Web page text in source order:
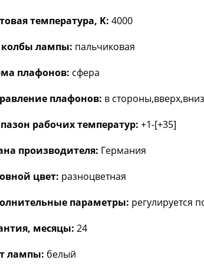
температура, K: 4000
колбы лампы: пальчиковая
плафонов: сфера
плафонов: в стороны,вверх,вниз
рабочих температур: +1-[+35]
производителя: Германия
цвет: разноцветная
параметры: регулируется
месяцы: 24
лампы: белый